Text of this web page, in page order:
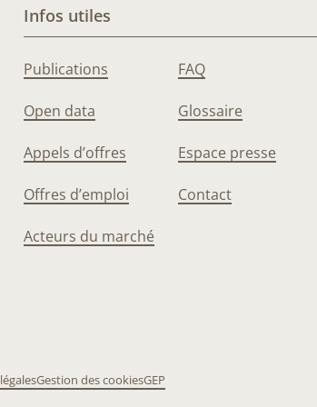
Infos utiles
Publications
Open data
Appels d’offres
Offres d’emploi
Acteurs du marché
FAQ
Glossaire
Espace presse
Contact
Gestion des cookiesGEP